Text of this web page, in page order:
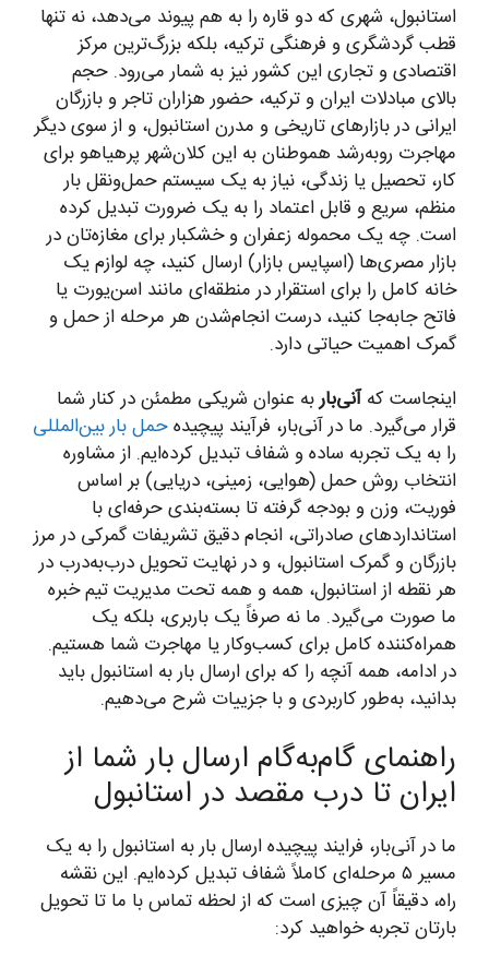
استانبول، شهری که دو قاره را به هم پیوند می‌دهد، نه تنها
قطب گردشگری و فرهنگی ترکیه، بلکه بزرگ‌ترین مرکز
اقتصادی و تجاری این کشور نیز به شمار می‌رود. حجم
بالای مبادلات ایران و ترکیه، حضور هزاران تاجر و بازرگان
ایرانی در بازارهای تاریخی و مدرن استانبول، و از سوی دیگر
مهاجرت روبه‌رشد هموطنان به این کلان‌شهر پرهیاهو برای
کار، تحصیل یا زندگی، نیاز به یک سیستم حمل‌ونقل بار
منظم، سریع و قابل اعتماد را به یک ضرورت تبدیل کرده
است. چه یک محموله زعفران و خشکبار برای مغازه‌تان در
بازار مصری‌ها (اسپایس بازار) ارسال کنید، چه لوازم یک
خانه کامل را برای استقرار در منطقه‌ای مانند اسن‌یورت یا
فاتح جابه‌جا کنید، درست انجام‌شدن هر مرحله از حمل و
گمرک اهمیت حیاتی دارد.
اینجاست کهآنی‌باربه عنوان شریکی مطمئن در کنار شما
قرار می‌گیرد. ما در آنی‌بار، فرآیند پیچیدهحمل بار بین‌المللی
را به یک تجربه ساده و شفاف تبدیل کرده‌ایم. از مشاوره
انتخاب روش حمل (هوایی، زمینی، دریایی) بر اساس
فوریت، وزن و بودجه گرفته تا بسته‌بندی حرفه‌ای با
استانداردهای صادراتی، انجام دقیق تشریفات گمرکی در مرز
بازرگان و گمرک استانبول، و در نهایت تحویل درب‌به‌درب در
هر نقطه از استانبول، همه و همه تحت مدیریت تیم خبره
ما صورت می‌گیرد. ما نه صرفاً یک باربری، بلکه یک
همراه‌کننده کامل برای کسب‌وکار یا مهاجرت شما هستیم.
در ادامه، همه آنچه را که برای ارسال بار به استانبول باید
بدانید، به‌طور کاربردی و با جزییات شرح می‌دهیم.
راهنمای گام‌به‌گام ارسال بار شما از
ایران تا درب مقصد در استانبول
ما در آنی‌بار، فرایند پیچیده ارسال بار به استانبول را به یک
مسیر ۵ مرحله‌ای کاملاً شفاف تبدیل کرده‌ایم. این نقشه
راه، دقیقاً آن چیزی است که از لحظه تماس با ما تا تحویل
بارتان تجربه خواهید کرد: